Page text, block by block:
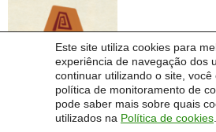
Este site utiliza cookies para
experiência de navegação dos
continuar utilizando o site, você
política de monitoramento de
pode saber mais sobre quais
utilizados na Política de cookies